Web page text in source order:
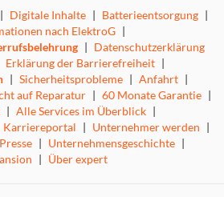
| Digitale Inhalte | Batterieentsorgung |
nach ElektroG |
| Datenschutzerklärung
Erklärung der Barrierefreiheit |
| Sicherheitsprobleme | Anfahrt |
auf Reparatur | 60 Monate Garantie |
| Alle Services im Überblick |
Karriereportal | Unternehmer werden |
Presse | Unternehmensgeschichte |
| Über expert